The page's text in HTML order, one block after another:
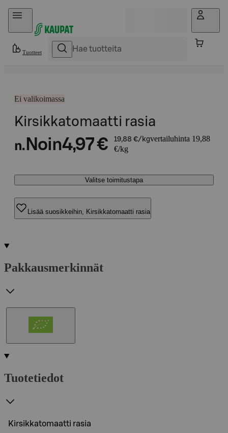
Hyppää sisältöön
Tuotteet
Ei valikoimassa
Kirsikkatomaatti rasia
n. Noin4,97 € 19,88 €/kgvertailuhinta 19,88
€/kg
Valitse toimitustapa
Lisää suosikkeihin, Kirsikkatomaatti rasia
Pakkausmerkinnät
Tuotetiedot
Kirsikkatomaatti rasia